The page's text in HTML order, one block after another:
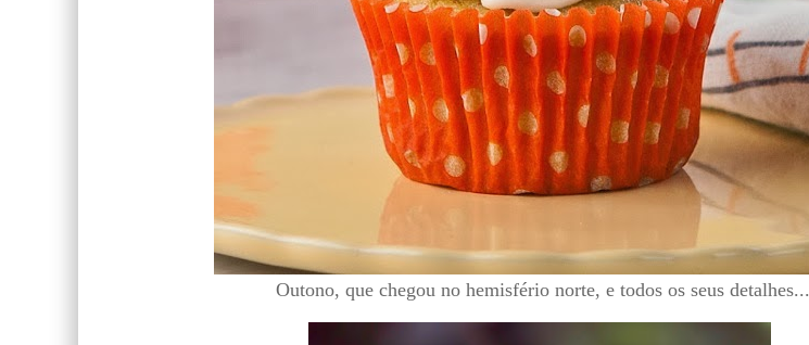
Outono, que chegou no hemisfério norte, e todos os seus detalhes...